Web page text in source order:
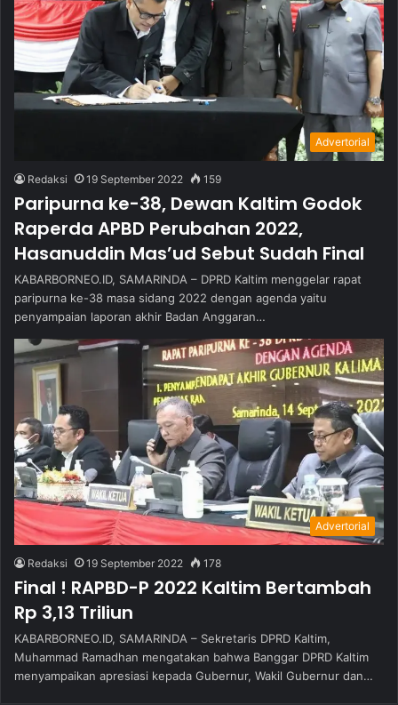
Advertorial
Redaksi 19 September 2022 159
Paripurna ke-38, Dewan Kaltim Godok
Raperda APBD Perubahan 2022,
Hasanuddin Mas’ud Sebut Sudah Final
KABARBORNEO.ID, SAMARINDA – DPRD Kaltim menggelar rapat
paripurna ke-38 masa sidang 2022 dengan agenda yaitu
penyampaian laporan akhir Badan Anggaran…
Advertorial
Redaksi 19 September 2022 178
Final ! RAPBD-P 2022 Kaltim Bertambah
Rp 3,13 Triliun
KABARBORNEO.ID, SAMARINDA – Sekretaris DPRD Kaltim,
Muhammad Ramadhan mengatakan bahwa Banggar DPRD Kaltim
menyampaikan apresiasi kepada Gubernur, Wakil Gubernur dan…